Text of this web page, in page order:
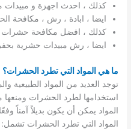
كذلك ، احدث اجهزة و مبيدات
ايضا ، ابادة ، رش ، مكافحة
كذلك ، افضل مكافحة حشرات
ايضا ، رش مبيدات حشرية
ما هي المواد التي تطرد الحشرات؟
توجد العديد من المواد الطبيعية
استخدامها لطرد الحشرات
المواد يمكن أن يكون بديلاً آمناً
المواد التي تطرد الحشرات تشمل: